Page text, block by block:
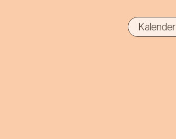
Kalender